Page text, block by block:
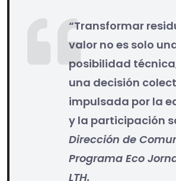
“Transformar
valor no es solo
posibilidad
una decisión
impulsada por la
y la participación
Dirección de
Programa Eco
LTH.